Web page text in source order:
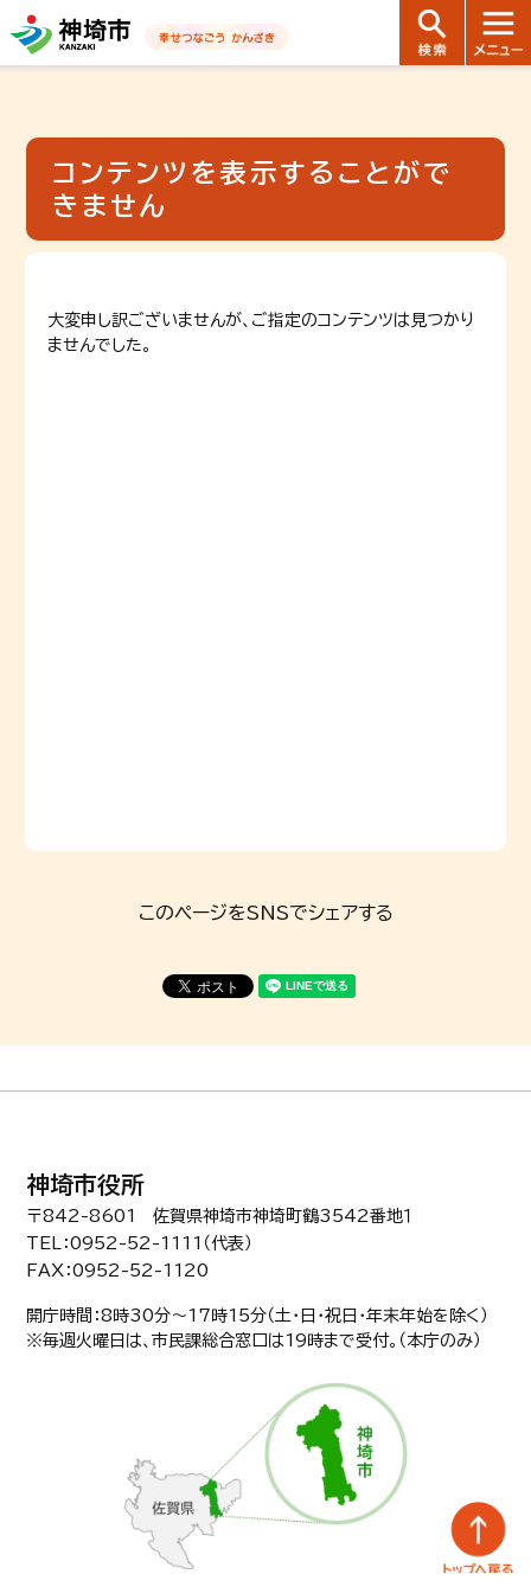
音声読み上げ用ナビゲーションです。
本文へ移動します
ページ最後（フッター）へ移動します
音声読み上げ用ナビゲーションはここまでです。
コンテンツを表示することがで
きません
大変申し訳ございませんが、ご指定のコンテンツは見つかり
ませんでした。
このページをSNSでシェアする
神埼市役所
〒842-8601 佐賀県神埼市神埼町鶴3542番地１
TEL：0952-52-1111（代表）
FAX：0952-52-1120
開庁時間：8時30分〜17時15分（土・日・祝日・年末年始を除く）
※毎週火曜日は、市民課総合窓口は19時まで受付。（本庁のみ）